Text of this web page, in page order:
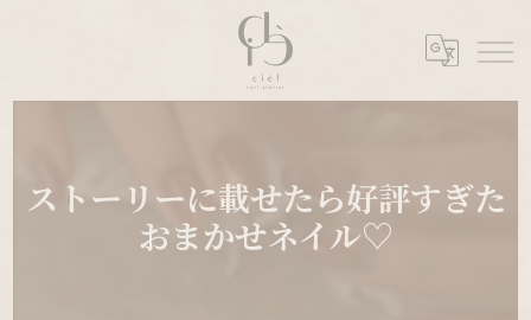
ストーリーに載せたら好評すぎた
おまかせネイル♡